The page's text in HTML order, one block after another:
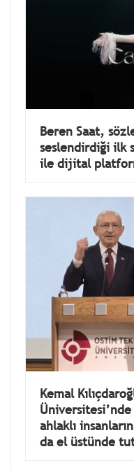
Beren Saat,
seslendirdiği ilk
ile dijital
Kemal
ahlaklı
da el üstünde